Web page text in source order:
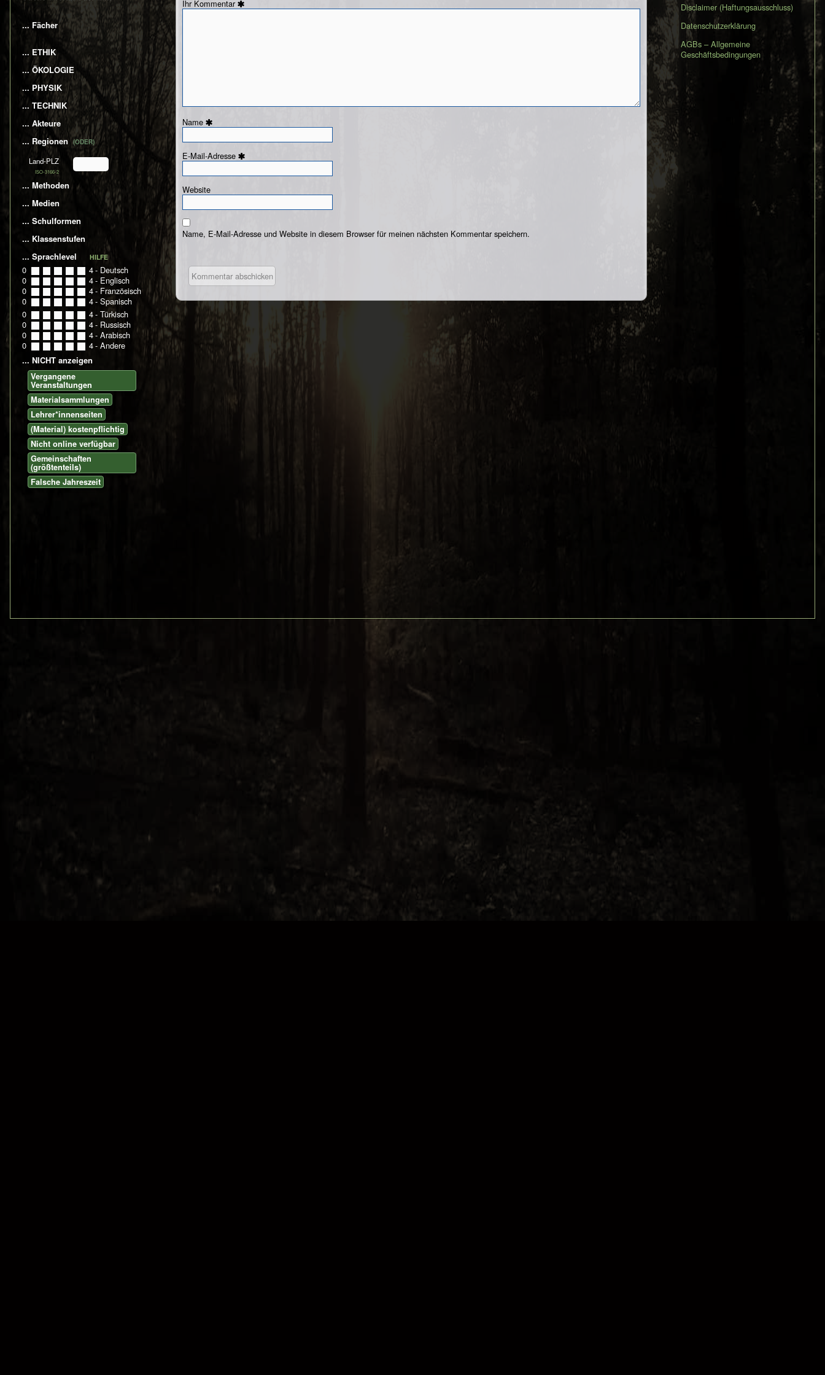
Kommentar
Name
E-Mail-Adresse
Website
Name, E-Mail-Adresse und Website in diesem Browser für meinen nächsten Kommentar speichern.
... Fächer
... ETHIK
... ÖKOLOGIE
... PHYSIK
... TECHNIK
... Akteure
... Regionen(ODER)
Land-PLZ
ISO-3166-2
... Methoden
... Medien
... Schulformen
... Klassenstufen
... Sprachlevel
HILFE
0 0 1 2 3 4- Deutsch
0
0 1 2 3 4- Englisch
0
0 1 2 3 4- Französisch
0
0 1 2 3 4- Spanisch
0
0 1 2 3 4- Türkisch
0
0 1 2 3 4- Russisch
0
0 1 2 3 4- Arabisch
0
0 1 2 3 4- Andere
... NICHT anzeigen
Vergangene
Veranstaltungen
Materialsammlungen
Lehrer*innenseiten
(Material) kostenpflichtig
Nicht online verfügbar
Gemeinschaften
(größtenteils)
Falsche Jahreszeit
Disclaimer (Haftungsausschluss)
Datenschutzerklärung
AGBs – Allgemeine
Geschäftsbedingungen